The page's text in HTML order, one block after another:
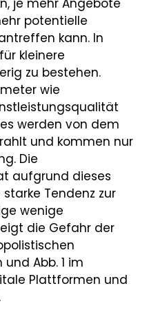
potentielle
kann. In
kleinere
zu bestehen.
wie
werden von dem
und kommen nur
Die
aufgrund dieses
Tendenz zur
wenige
die Gefahr der
Abb. 1 im
Plattformen und